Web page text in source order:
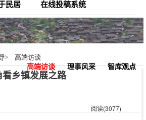
民居 在线投稿系统
> 高端访谈
高端访谈 理事风采 智库观点
乡镇发展之路
阅读(3077)